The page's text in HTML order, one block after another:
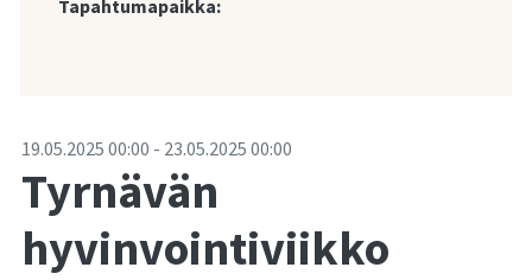
Tapahtumapaikka:
-19.05.2025 00:00 - 23.05.2025 00:00
Tyrnävän
hyvinvointiviikko